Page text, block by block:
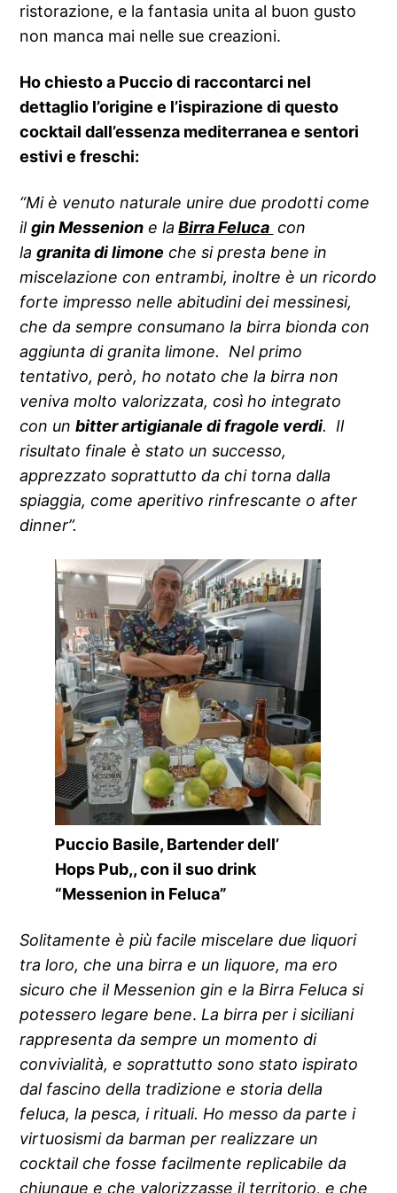
ristorazione, e la fantasia unita al buon gusto
non manca mai nelle sue creazioni.
Ho chiesto a Puccio di raccontarci nel
dettaglio l’origine e l’ispirazione di questo
cocktail dall’essenza mediterranea e sentori
estivi e freschi:
“Mi è venuto naturale unire due prodotti come
ilgin Messenion e la Birra Feluca con
la granita di limone che si presta bene in
miscelazione con entrambi, inoltre è un ricordo
forte impresso nelle abitudini dei messinesi,
che da sempre consumano la birra bionda con
aggiunta di granita limone. Nel primo
tentativo, però, ho notato che la birra non
veniva molto valorizzata, così ho integrato
con unbitter artigianale di fragole verdi. Il
risultato finale è stato un successo,
apprezzato soprattutto da chi torna dalla
spiaggia, come aperitivo rinfrescante o after
dinner”.
Puccio Basile, Bartender dell’
Hops Pub,, con il suo drink
“Messenion in Feluca”
Solitamente è più facile miscelare due liquori
tra loro, che una birra e un liquore, ma ero
sicuro che il Messenion gin e la Birra Feluca si
potessero legare bene. La birra per i siciliani
rappresenta da sempre un momento di
convivialità, e soprattutto sono stato ispirato
dal fascino della tradizione e storia della
feluca, la pesca, i rituali. Ho messo da parte i
virtuosismi da barman per realizzare un
cocktail che fosse facilmente replicabile da
chiunque e che valorizzasse il territorio, e che